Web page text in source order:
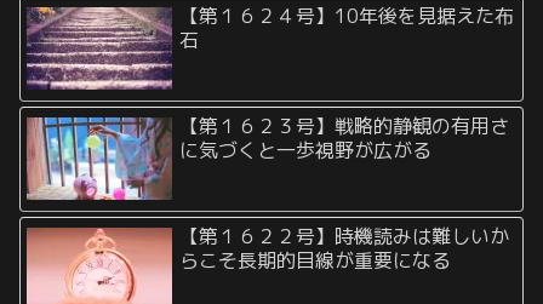
【第１６２４号】10年後を見据えた布
石
【第１６２３号】戦略的静観の有用さ
に気づくと一歩視野が広がる
【第１６２２号】時機読みは難しいか
らこそ長期的目線が重要になる